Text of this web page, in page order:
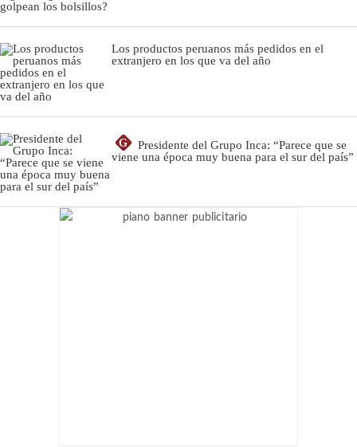
Los productos peruanos más pedidos en el
extranjero en los que va del año
G
Presidente del Grupo Inca: “Parece que se
viene una época muy buena para el sur del país”